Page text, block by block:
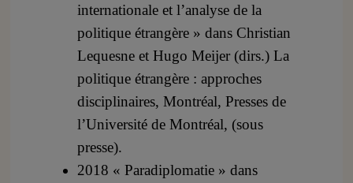
internationale et l’analyse de la
politique étrangère » dans Christian
Lequesne et Hugo Meijer (dirs.) La
politique étrangère : approches
disciplinaires, Montréal, Presses de
l’Université de Montréal, (sous
presse).
2018 « Paradiplomatie » dans